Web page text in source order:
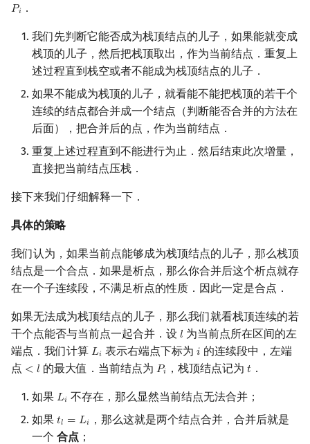
𝑃𝑖
Pi ．
我们先判断它能否成为栈顶结点的儿子，如果能就变成
栈顶的儿子，然后把栈顶取出，作为当前结点．重复上
述过程直到栈空或者不能成为栈顶结点的儿子．
如果不能成为栈顶的儿子，就看能不能把栈顶的若干个
连续的结点都合并成一个结点（判断能否合并的方法在
后面），把合并后的点，作为当前结点．
重复上述过程直到不能进行为止．然后结束此次增量，
直接把当前结点压栈．
接下来我们仔细解释一下．
具体的策略
我们认为，如果当前点能够成为栈顶结点的儿子，那么栈顶
结点是一个合点．如果是析点，那么你合并后这个析点就存
在一个子连续段，不满足析点的性质．因此一定是合点．
如果无法成为栈顶结点的儿子，那么我们就看栈顶连续的若
干个点能否与当前点一起合并．设 𝑙l 为当前点所在区间的左
端点．我们计算 𝐿𝑖
Li 表示右端点下标为𝑖
i 的连续段中，左端
点 < 𝑙
<l 的最大值．当前结点为 𝑃𝑖
Pi ，栈顶结点记为𝑡
t ．
如果 𝐿𝑖
Li 不存在，那么显然当前结点无法合并；
如果 𝑡𝑙 = 𝐿𝑖
tl =L
，那么这就是两个结点合并，合并后就是
一个 合点 ；